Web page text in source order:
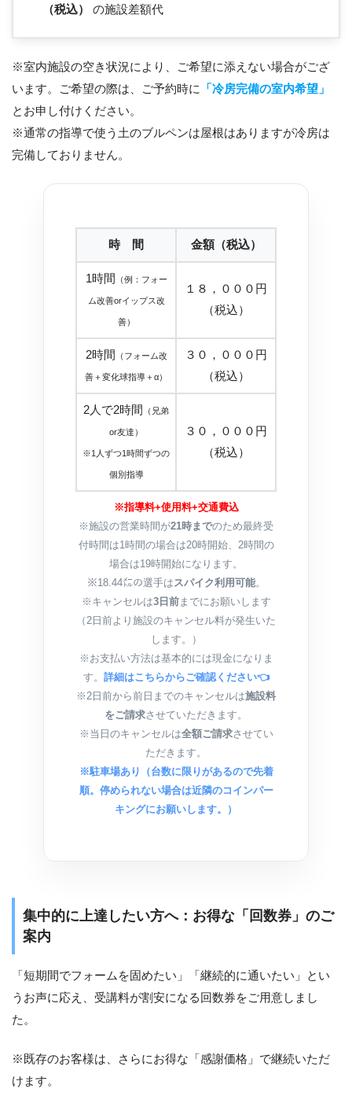
（税込） の施設差額代
※室内施設の空き状況により、ご希望に添えない場合がござ
います。ご希望の際は、ご予約時に
「冷房完備の室内希望」
とお申し付けください。
※通常の指導で使う土のブルペンは屋根はありますが冷房は
完備しておりません。
時 間 金額（税込）
1時間 （例：フォー
ム改善orイップス改
善）
１８，０００円
（税込）
2時間 （フォーム改
善＋変化球指導＋α）
３０，０００円
（税込）
2人で2時間 （兄弟
or友達）
※1人ずつ1時間ずつの
個別指導
３０，０００円
（税込）
※指導料+使用料+交通費込
※施設の営業時間が21時までのため最終受
付時間は1時間の場合は20時開始、2時間の
場合は19時開始になります。
※18.44㍍の選手は スパイク利用可能。
※キャンセルは3日前までにお願いします
（2日前より施設のキャンセル料が発生いた
します。）
※お支払い方法は基本的には現金になりま
す。 詳細はこちらからご確認ください👈
※2日前から前日までのキャンセルは施設料
をご請求させていただきます。
※当日のキャンセルは全額ご請求させてい
ただきます。
※駐車場あり（台数に限りがあるので先着
順。停められない場合は近隣のコインパー
キングにお願いします。）
集中的に上達したい方へ：お得な「回数券」のご
案内
「短期間でフォームを固めたい」「継続的に通いたい」とい
うお声に応え、受講料が割安になる回数券をご用意しまし
た。
※既存のお客様は、さらにお得な「感謝価格」で継続いただ
けます。